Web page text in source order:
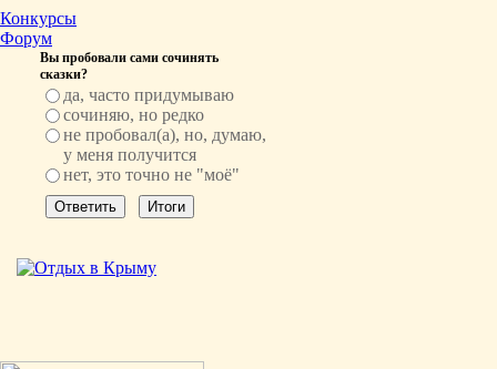
Конкурсы
Форум
Вы пробовали сами сочинять
сказки?
да, часто придумываю
сочиняю, но редко
не пробовал(а), но, думаю,
у меня получится
нет, это точно не "моё"